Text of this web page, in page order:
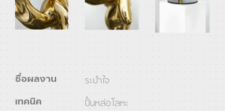
ชื่อผลงาน ระบำใจ
เทคนิค ปั้นหล่อโลหะ